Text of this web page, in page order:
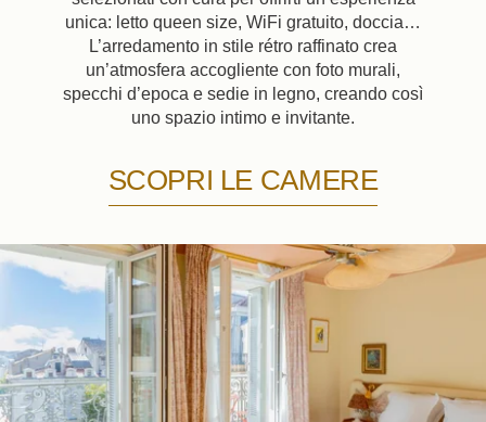
unica: letto queen size, WiFi gratuito, doccia…
L’arredamento in stile rétro raffinato crea
un’atmosfera accogliente con foto murali,
specchi d’epoca e sedie in legno, creando così
uno spazio intimo e invitante.
SCOPRI LE CAMERE